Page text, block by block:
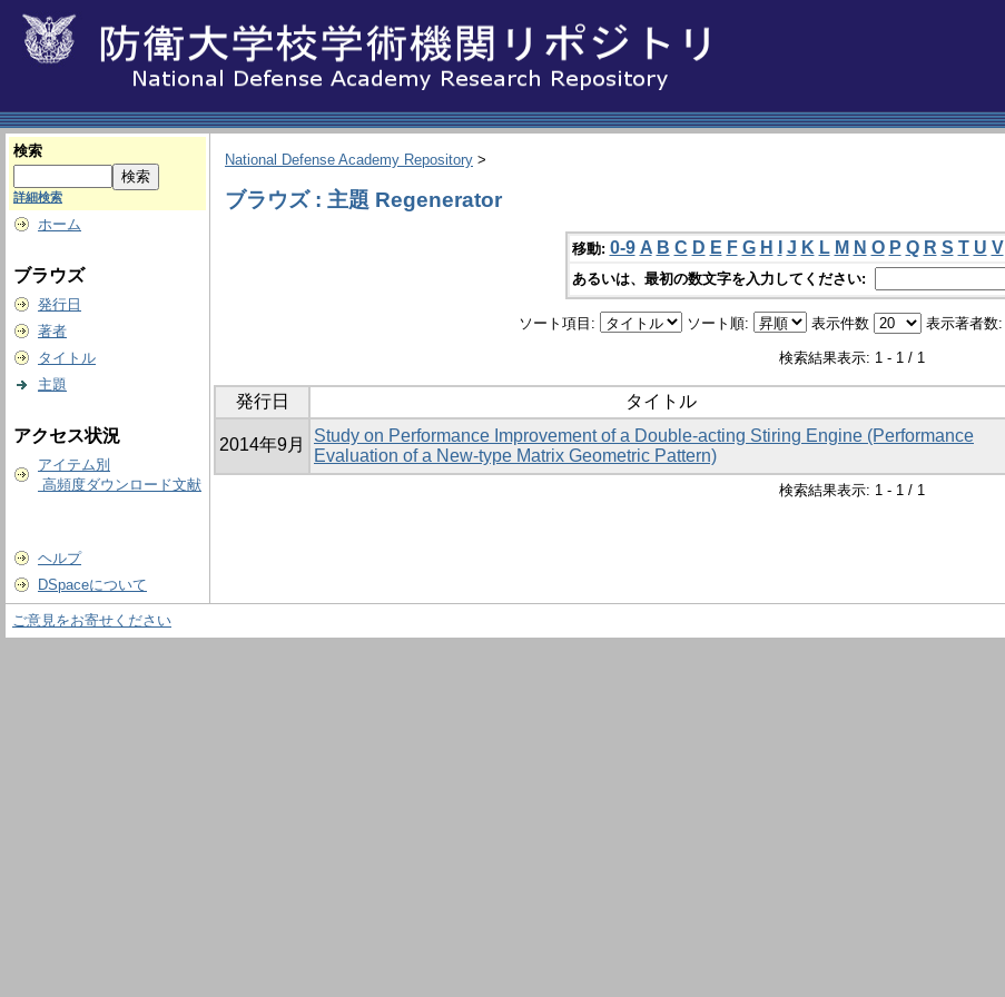
検索
詳細検索
ホーム
ブラウズ
発行日
著者
タイトル
主題
アクセス状況
アイテム別
高頻度ダウンロード文献
ヘルプ
DSpaceについて
National Defense Academy Repository >
ブラウズ : 主題 Regenerator
移動: 0-9 A B C D E F G H J K L M N O P Q R S T U V
あるいは、最初の数文字を入力してください:
ソート項目: ソート順: 表示件数 表示著者数:
検索結果表示: 1 - 1 / 1
発行日 タイトル
2014年9月
Study on Performance Improvement of a Double-acting Stiring Engine (Performance
Evaluation of a New-type Matrix Geometric Pattern)
検索結果表示: 1 - 1 / 1
ご意見をお寄せください